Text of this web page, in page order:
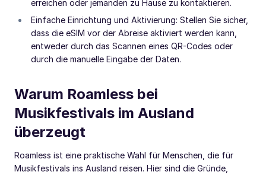
erreichen oder jemanden zu Hause zu kontaktieren.
Einfache Einrichtung und Aktivierung: Stellen Sie sicher,
dass die eSIM vor der Abreise aktiviert werden kann,
entweder durch das Scannen eines QR-Codes oder
durch die manuelle Eingabe der Daten.
Warum Roamless bei
Musikfestivals im Ausland
überzeugt
Roamless ist eine praktische Wahl für Menschen, die für
Musikfestivals ins Ausland reisen. Hier sind die Gründe,